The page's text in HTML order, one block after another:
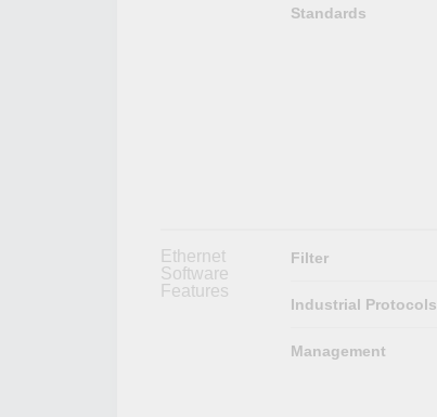
Standards
Ethernet
Software
Features
Filter
Industrial Protocols
Management